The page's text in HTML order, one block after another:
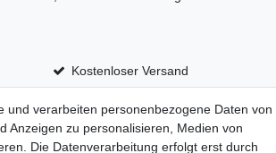
Kostenloser Versand
AGB Widerrufs­recht Vertrag
und verarbeiten personenbezogene Daten von
Anzeigen zu personalisieren, Medien von
Die Datenverarbeitung erfolgt erst durch